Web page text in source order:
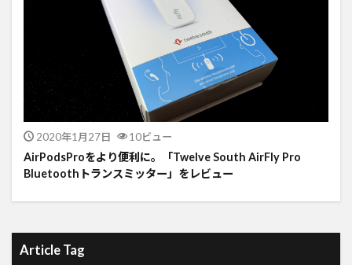
2020年1月27日 10ビュー
AirPodsProをより便利に。「Twelve South AirFly Pro
Bluetoothトランスミッター」をレビュー
Article Tag